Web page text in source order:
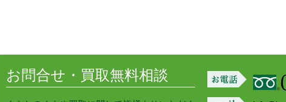
お問合せ・買取無料相談